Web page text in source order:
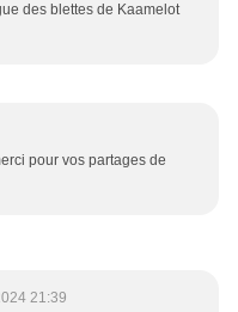
des blettes de Kaamelot
pour vos partages de
21:39